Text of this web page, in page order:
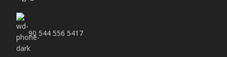
90 544 556 5417